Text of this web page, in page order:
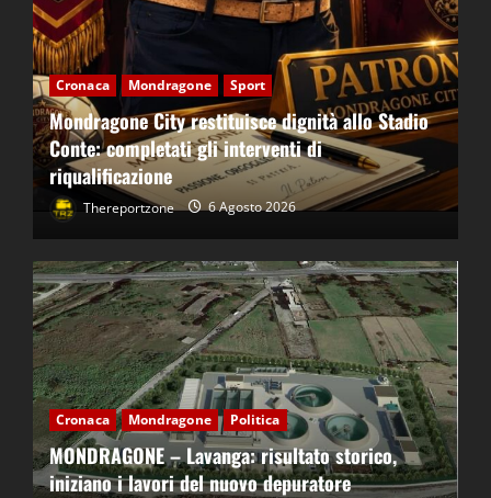
Cronaca Mondragone Sport
Mondragone City restituisce dignità allo Stadio
Conte: completati gli interventi di
riqualificazione
Thereportzone 6 Agosto 2026
Cronaca Mondragone Politica
MONDRAGONE – Lavanga: risultato storico,
iniziano i lavori del nuovo depuratore